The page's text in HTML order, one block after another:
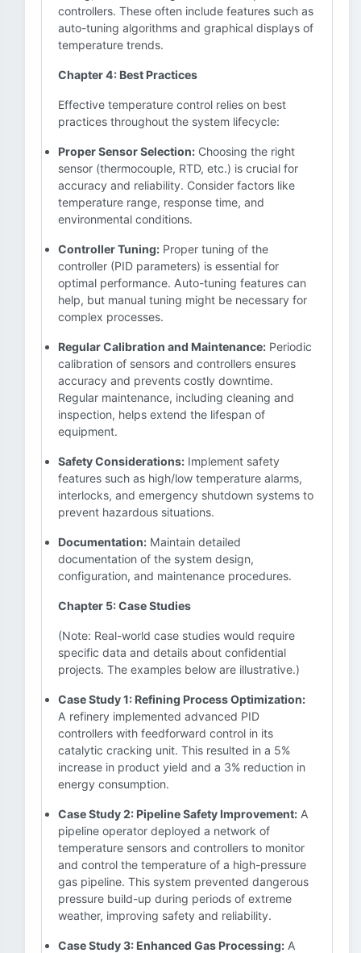
controllers. These often include features such as
auto-tuning algorithms and graphical displays of
temperature trends.
Chapter 4: Best Practices
Effective temperature control relies on best
practices throughout the system lifecycle:
Proper Sensor Selection: Choosing the right
sensor (thermocouple, RTD, etc.) is crucial for
accuracy and reliability. Consider factors like
temperature range, response time, and
environmental conditions.
Controller Tuning: Proper tuning of the
controller (PID parameters) is essential for
optimal performance. Auto-tuning features can
help, but manual tuning might be necessary for
complex processes.
Regular Calibration and Maintenance: Periodic
calibration of sensors and controllers ensures
accuracy and prevents costly downtime.
Regular maintenance, including cleaning and
inspection, helps extend the lifespan of
equipment.
Safety Considerations: Implement safety
features such as high/low temperature alarms,
interlocks, and emergency shutdown systems to
prevent hazardous situations.
Documentation: Maintain detailed
documentation of the system design,
configuration, and maintenance procedures.
Chapter 5: Case Studies
(Note: Real-world case studies would require
specific data and details about confidential
projects. The examples below are illustrative.)
Case Study 1: Refining Process Optimization:
A refinery implemented advanced PID
controllers with feedforward control in its
catalytic cracking unit. This resulted in a 5%
increase in product yield and a 3% reduction in
energy consumption.
Case Study 2: Pipeline Safety Improvement: A
pipeline operator deployed a network of
temperature sensors and controllers to monitor
and control the temperature of a high-pressure
gas pipeline. This system prevented dangerous
pressure build-up during periods of extreme
weather, improving safety and reliability.
Case Study 3: Enhanced Gas Processing: A